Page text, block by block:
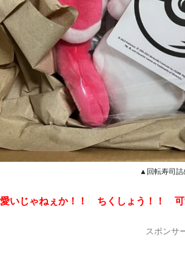
▲回転寿司
いじゃねぇか！！ ちくしょう！！ 可
スポンサ